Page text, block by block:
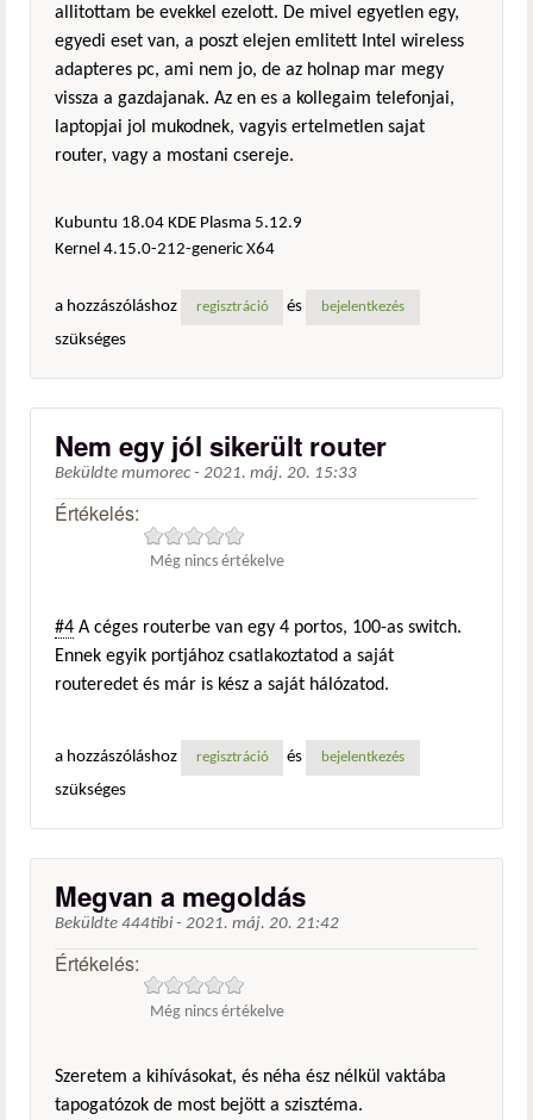
allitottam be evekkel ezelott. De mivel egyetlen egy,
egyedi eset van, a poszt elejen emlitett Intel wireless
adapteres pc, ami nem jo, de az holnap mar megy
vissza a gazdajanak. Az en es a kollegaim telefonjai,
laptopjai jol mukodnek, vagyis ertelmetlen sajat
router, vagy a mostani csereje.
Kubuntu 18.04 KDE Plasma 5.12.9
Kernel 4.15.0-212-generic X64
a hozzászóláshoz regisztráció és bejelentkezés
szükséges
Nem egy jól sikerült router
Beküldte mumorec - 2021. máj. 20. 15:33
Értékelés:
Még nincs értékelve
#4 A céges routerbe van egy 4 portos, 100-as switch.
Ennek egyik portjához csatlakoztatod a saját
routeredet és már is kész a saját hálózatod.
a hozzászóláshoz regisztráció és bejelentkezés
szükséges
Megvan a megoldás
Beküldte 444tibi - 2021. máj. 20. 21:42
Értékelés:
Még nincs értékelve
Szeretem a kihívásokat, és néha ész nélkül vaktába
tapogatózok de most bejött a szisztéma.